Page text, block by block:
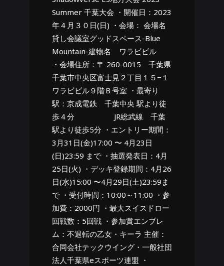
Summer 千葉大会 ・開催日：2023
年４月３０日(日) ・会場： 会場名
貸し会議室グッドスペース-Blue
Mountain-建物名 ワラビビル
・会場住所：〒 260-0015 千葉県
千葉市中央区富士見２丁目１５−１
ワラビビル９階Ｂ号室 ・最寄り
駅：京成電鉄 千葉中央 駅より徒
歩４分 JR総武線 千葉
駅より徒歩5分 ・エントリー期間：
3月31日(金)17:00 〜 4月23日
(日)23:59 まで ・抽選発表日：4月
25日(火) ・デッキ登録期間：4月26
日(水)15:00 〜4月29日(土)23:59ま
で ・受付時間：10:00～11:00 ・参
加費：2000円 ・最大スイスドロー
回戦数：5回戦 ・参加賞エンブレ
ム：不退転の乙女・キーラ 主催：
合同会社テックウイング・一般社団
法人千葉県eスポーツ連盟 ・